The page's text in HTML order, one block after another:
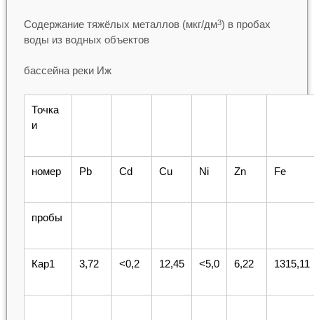
Содержание тяжёлых металлов (мкг/дм3) в пробах
воды из водных объектов
бассейна реки Иж
Точка
и
номер Pb Cd Cu Ni Zn Fe
пробы
Кар1 3,72 <0,2 12,45 <5,0 6,22 1315,11